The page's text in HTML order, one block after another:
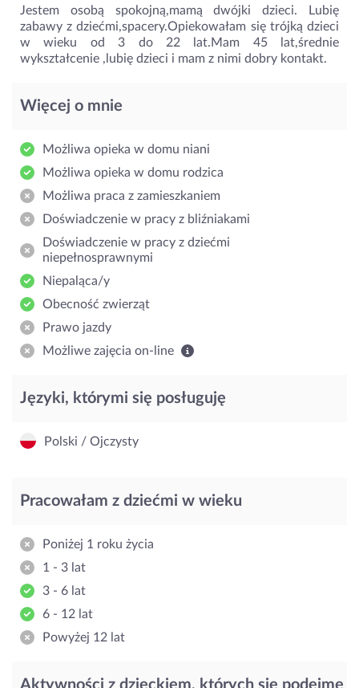
Jestem osobą spokojną,mamą dwójki dzieci. Lubię
zabawy z dziećmi,spacery.Opiekowałam się trójką dzieci
w wieku od 3 do 22 lat.Mam 45 lat,średnie
wykształcenie ,lubię dzieci i mam z nimi dobry kontakt.
Więcej o mnie
Możliwa opieka w domu niani
Możliwa opieka w domu rodzica
Możliwa praca z zamieszkaniem
Doświadczenie w pracy z bliźniakami
Doświadczenie w pracy z dziećmi
niepełnosprawnymi
Niepaląca/y
Obecność zwierząt
Prawo jazdy
Możliwe zajęcia on-line
Języki, którymi się posługuję
Polski / Ojczysty
Pracowałam z dziećmi w wieku
Poniżej 1 roku życia
1 - 3 lat
3 - 6 lat
6 - 12 lat
Powyżej 12 lat
Aktywności z dzieckiem, których się podejmę